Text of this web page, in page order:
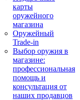
карты
оружейного
магазина
Оружейный
Trade-in
Выбор оружия в
магазине:
профессиональная
помощь и
консультация от
наших продавцов